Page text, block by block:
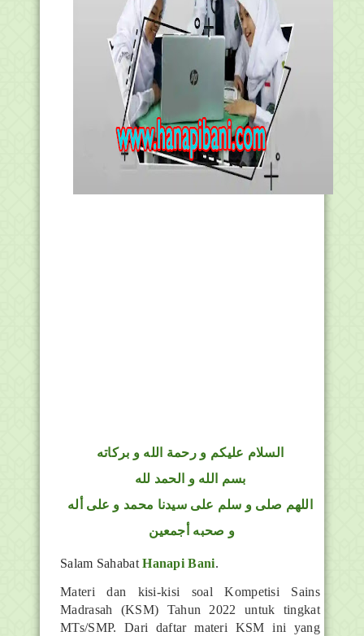
السلام عليكم و رحمة الله و بركاته
بسم الله و الحمد لله
اللهم صلى و سلم على سيدنا محمد و على أله
و صحبه أجمعين
Salam SahabatHanapi Bani.
Materi dan kisi-kisi soal Kompetisi Sains
Madrasah (KSM) Tahun 2022 untuk tingkat
MTs/SMP. Dari daftar materi KSM ini yang